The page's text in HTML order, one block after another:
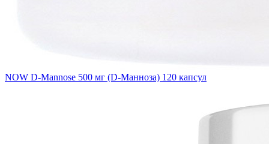
NOW D-Mannose 500 мг (D-Манноза) 120 капсул